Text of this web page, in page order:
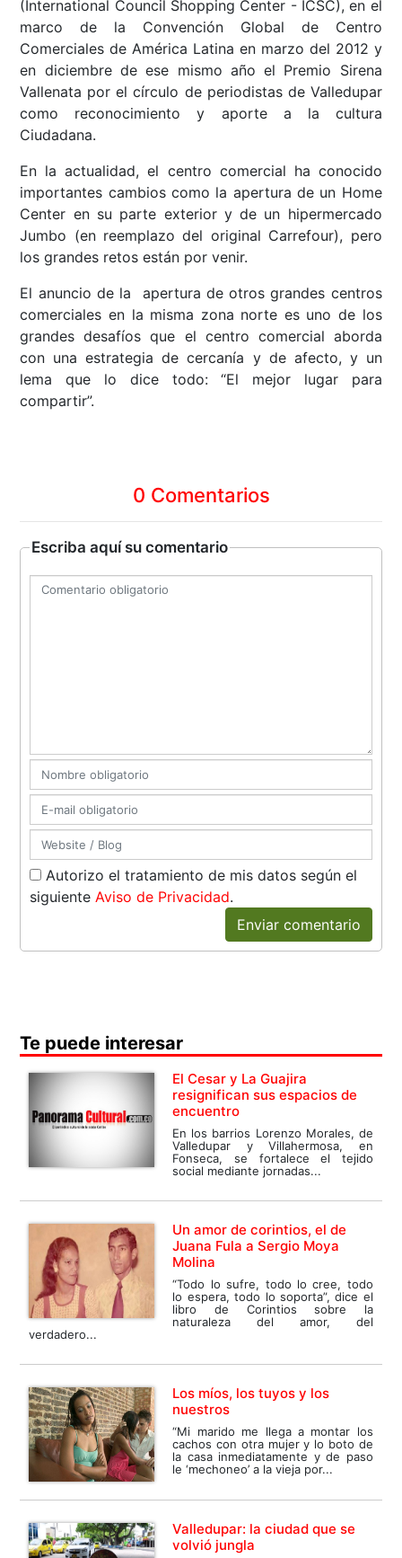
(International Council Shopping Center - ICSC), en el
marco de la Convención Global de Centro
Comerciales de América Latina en marzo del 2012 y
en diciembre de ese mismo año el Premio Sirena
Vallenata por el círculo de periodistas de Valledupar
como reconocimiento y aporte a la cultura
Ciudadana.
En la actualidad, el centro comercial ha conocido
importantes cambios como la apertura de un Home
Center en su parte exterior y de un hipermercado
Jumbo (en reemplazo del original Carrefour), pero
los grandes retos están por venir.
El anuncio de la apertura de otros grandes centros
comerciales en la misma zona norte es uno de los
grandes desafíos que el centro comercial aborda
con una estrategia de cercanía y de afecto, y un
lema que lo dice todo: “El mejor lugar para
compartir”.
0 Comentarios
Escriba aquí su comentario
Autorizo el tratamiento de mis datos según el
siguiente Aviso de Privacidad.
Enviar comentario
Te puede interesar
El Cesar y La Guajira
resignifican sus espacios de
encuentro
En los barrios Lorenzo Morales, de
Valledupar y Villahermosa, en
Fonseca, se fortalece el tejido
social mediante jornadas...
Un amor de corintios, el de
Juana Fula a Sergio Moya
Molina
“Todo lo sufre, todo lo cree, todo
lo espera, todo lo soporta”, dice el
libro de Corintios sobre la
naturaleza del amor, del
verdadero...
Los míos, los tuyos y los
nuestros
“Mi marido me llega a montar los
cachos con otra mujer y lo boto de
la casa inmediatamente y de paso
le ‘mechoneo’ a la vieja por...
Valledupar: la ciudad que se
volvió jungla